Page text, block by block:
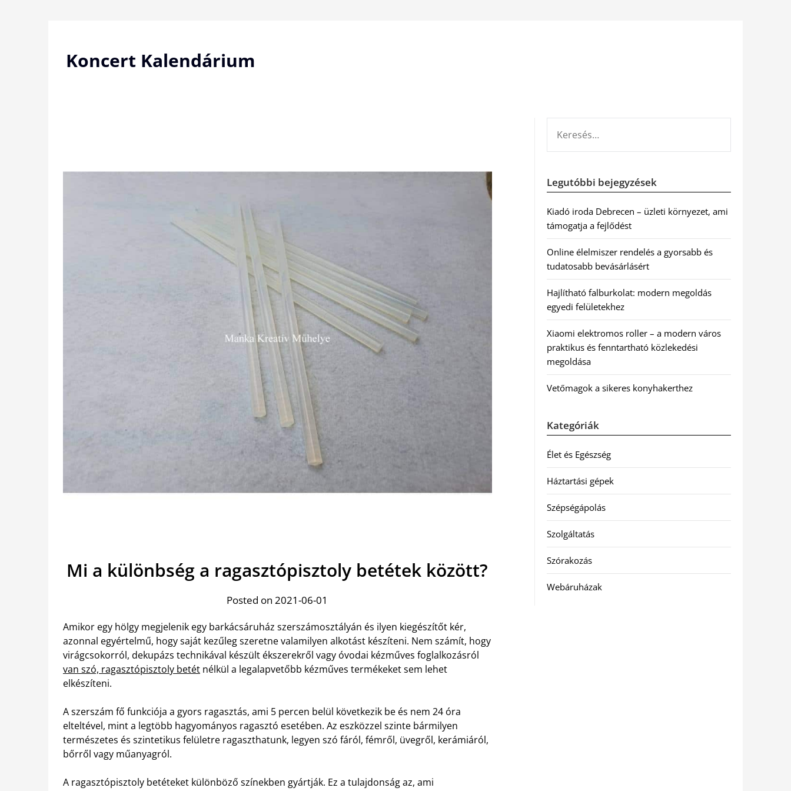
Koncert Kalendárium
Mi a különbség a ragasztópisztoly betétek között?
Posted on 2021-06-01
Amikor egy hölgy megjelenik egy barkácsáruház szerszámosztályán és ilyen kiegészítőt kér,
azonnal egyértelmű, hogy saját kezűleg szeretne valamilyen alkotást készíteni. Nem számít, hogy
virágcsokorról, dekupázs technikával készült ékszerekről vagy óvodai kézműves foglalkozásról
van szó, ragasztópisztoly betét nélkül a legalapvetőbb kézműves termékeket sem lehet
elkészíteni.
A szerszám fő funkciója a gyors ragasztás, ami 5 percen belül következik be és nem 24 óra
elteltével, mint a legtöbb hagyományos ragasztó esetében. Az eszközzel szinte bármilyen
természetes és szintetikus felületre ragaszthatunk, legyen szó fáról, fémről, üvegről, kerámiáról,
bőrről vagy műanyagról.
A ragasztópisztoly betéteket különböző színekben gyártják. Ez a tulajdonság az, ami
Legutóbbi bejegyzések
Kiadó iroda Debrecen – üzleti környezet, ami
támogatja a fejlődést
Online élelmiszer rendelés a gyorsabb és
tudatosabb bevásárlásért
Hajlítható falburkolat: modern megoldás
egyedi felületekhez
Xiaomi elektromos roller – a modern város
praktikus és fenntartható közlekedési
megoldása
Vetőmagok a sikeres konyhakerthez
Kategóriák
Élet és Egészség
Háztartási gépek
Szépségápolás
Szolgáltatás
Szórakozás
Webáruházak